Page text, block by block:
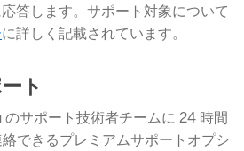
答します。サポート対象について
​に詳しく記載されています。
ト
サポート技術者チームに 24 時間
できるプレミアムサポートオプシ